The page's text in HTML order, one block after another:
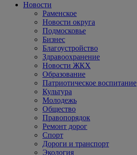
Новости
Раменское
Новости округа
Подмосковье
Бизнес
Благоустройство
Здравоохранение
Новости ЖКХ
Образование
Патриотическое воспитание
Культура
Молодежь
Общество
Правопорядок
Ремонт дорог
Спорт
Дороги и транспорт
Экология